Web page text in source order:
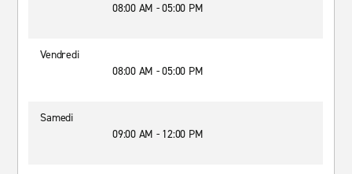
08:00 AM - 05:00 PM
Vendredi
08:00 AM - 05:00 PM
Samedi
09:00 AM - 12:00 PM